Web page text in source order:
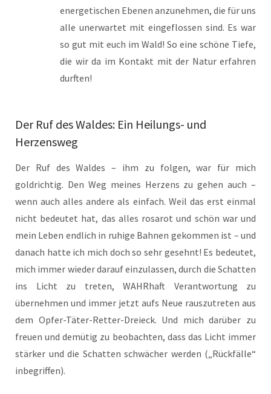
energetischen Ebenen anzunehmen, die für uns
alle unerwartet mit eingeflossen sind. Es war
so gut mit euch im Wald! So eine schöne Tiefe,
die wir da im Kontakt mit der Natur erfahren
durften!
Der Ruf des Waldes: Ein Heilungs- und
Herzensweg
Der Ruf des Waldes – ihm zu folgen, war für mich
goldrichtig. Den Weg meines Herzens zu gehen auch –
wenn auch alles andere als einfach. Weil das erst einmal
nicht bedeutet hat, das alles rosarot und schön war und
mein Leben endlich in ruhige Bahnen gekommen ist – und
danach hatte ich mich doch so sehr gesehnt! Es bedeutet,
mich immer wieder darauf einzulassen, durch die Schatten
ins Licht zu treten, WAHRhaft Verantwortung zu
übernehmen und immer jetzt aufs Neue rauszutreten aus
dem Opfer-Täter-Retter-Dreieck. Und mich darüber zu
freuen und demütig zu beobachten, dass das Licht immer
stärker und die Schatten schwächer werden („Rückfälle“
inbegriffen).